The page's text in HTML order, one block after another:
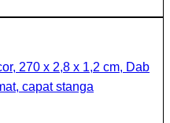
270 x 2,8 x 1,2 cm, Dab
capat stanga